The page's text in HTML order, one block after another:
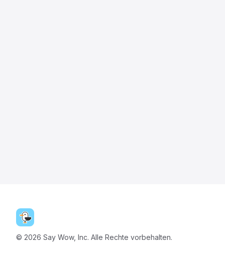
© 2026 Say Wow, Inc. Alle Rechte vorbehalten.